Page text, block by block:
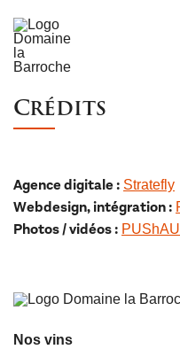
Crédits
Agence digitale : Stratefly
Webdesign, intégration :
Photos / vidéos :
Nos vins